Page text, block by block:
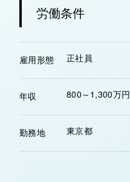
労働条件
雇用形態 正社員
年収 800～1,300万円
勤務地 東京都